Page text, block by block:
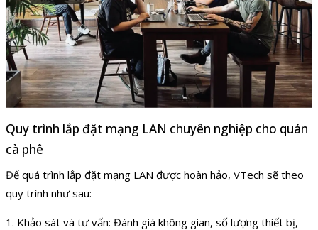
Quy trình lắp đặt mạng LAN chuyên nghiệp cho quán
cà phê
Để quá trình lắp đặt mạng LAN được hoàn hảo, VTech sẽ theo
quy trình như sau:
1. Khảo sát và tư vấn: Đánh giá không gian, số lượng thiết bị,